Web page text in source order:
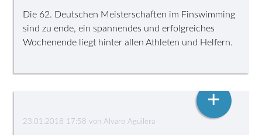
Die 62. Deutschen Meisterschaften im Finswimming
sind zu ende, ein spannendes und erfolgreiches
Wochenende liegt hinter allen Athleten und Helfern.
23.01.2018 17:58 vonAlvaro Aguilera
+